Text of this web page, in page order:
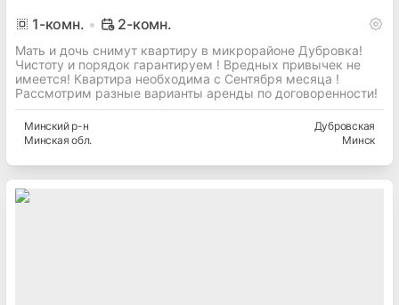
1-комн. 2-комн.
Мать и дочь снимут квартиру в микрорайоне Дубровка!
Чистоту и порядок гарантируем ! Вредных привычек не
имеется! Квартира необходима с Сентября месяца !
Рассмотрим разные варианты аренды по договоренности!
Минскийр-н
Минская обл.
Дубровская
Минск